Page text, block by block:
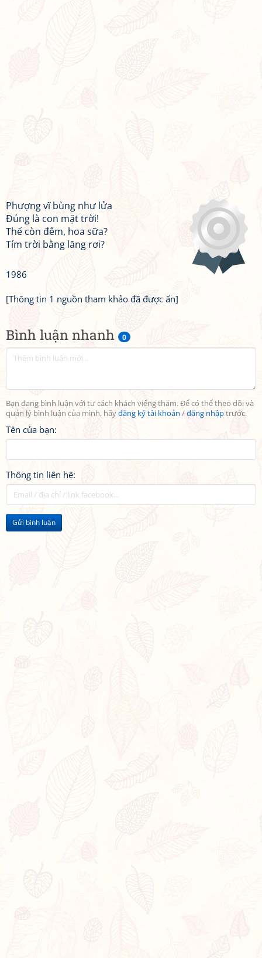
Bình luận nhanh 0
Bạn đang bình luận với tư cách khách viếng thăm. Để có thể theo dõi và
quản lý bình luận của mình, hãyđăng ký tài khoản /đăng nhậptrước.
Tên của bạn:
Thông tin liên hệ:
Gửi bình luận
Phượng vĩ bùng như lửa
Đúng là con mặt trời!
Thế còn đêm, hoa sữa?
Tím trời bằng lăng rơi?
1986
[Thông tin 1 nguồn tham khảo đã được ẩn]